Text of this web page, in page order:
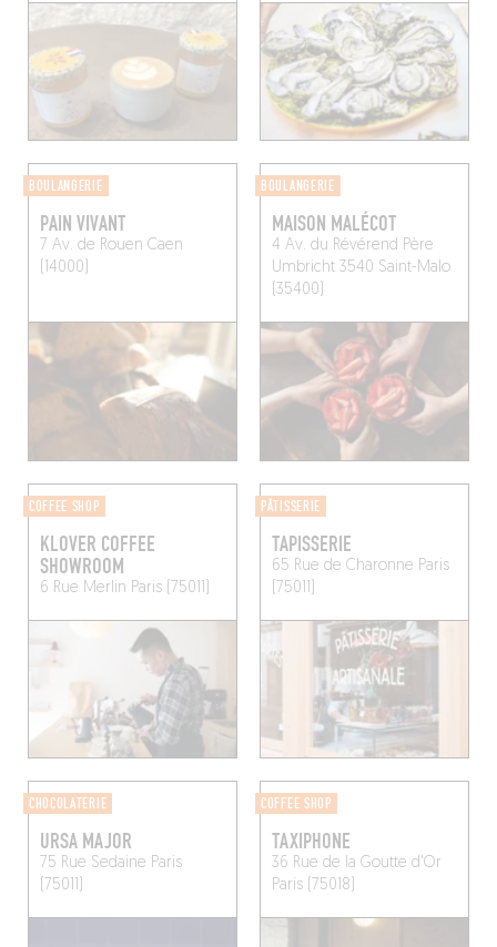
BOULANGERIE
PAIN VIVANT
7 Av. de Rouen Caen
(14000)
BOULANGERIE
MAISON MALÉCOT
4 Av. du Révérend Père
Umbricht 3540 Saint-Malo
(35400)
COFFEE SHOP
KLOVER COFFEE
SHOWROOM
6 Rue Merlin Paris (75011)
PÂTISSERIE
TAPISSERIE
65 Rue de Charonne Paris
(75011)
CHOCOLATERIE
URSA MAJOR
75 Rue Sedaine Paris
(75011)
COFFEE SHOP
TAXIPHONE
36 Rue de la Goutte d'Or
Paris (75018)